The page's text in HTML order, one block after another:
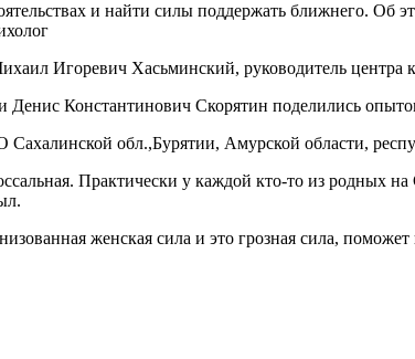
и найти силы поддержать ближнего. Об
Игоревич Хасьминский, руководитель
Денис Константинович Скорятин поделились
обл.,Бурятии, Амурской области,
Практически у каждой кто-то из родных
женская сила и это грозная сила,